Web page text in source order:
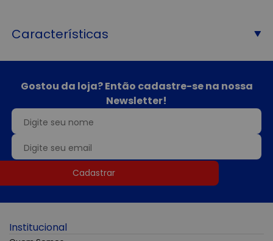
Características
Gostou da loja? Então cadastre-se na nossa
Newsletter!
Cadastrar
Institucional